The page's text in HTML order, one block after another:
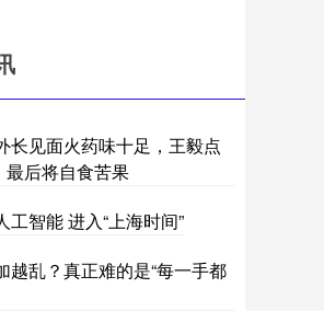
长见面火药味十足，王毅点
后将自食苦果
工智能 进入“上海时间”
越乱？真正难的是“每一手都